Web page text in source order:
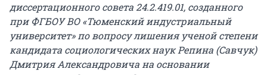
диссертационного совета 24.2.419.01, созданного
при ФГБОУ ВО «Тюменский индустриальный
университет» по вопросу лишения ученой степени
кандидата социологических наук Репина (Савчук)
Дмитрия Александровича на основании